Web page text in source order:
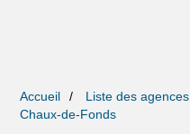
Accueil Liste des agences
Chaux-de-Fonds